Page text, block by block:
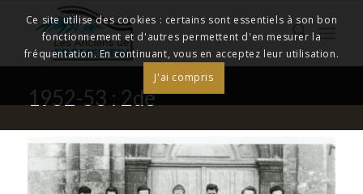
1952-53 : 2de
Ce site utilise des cookies : certains sont essentiels à son bon
fonctionnement et d'autres permettent d'en mesurer la
fréquentation. En continuant, vous en acceptez leur utilisation.
J'ai compris